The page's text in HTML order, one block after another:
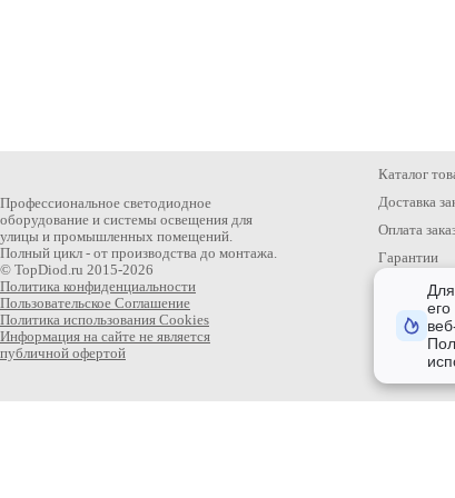
Профессиональное светодиодное
оборудование и системы освещения для
улицы и промышленных помещений.
Полный цикл - от производства до монтажа.
© TopDiod.ru 2015-2026
Политика конфиденциальности
Пользовательское Соглашение
Политика использования Cookies
Информация на сайте не является
публичной офертой
Каталог
Доставка
Оплата
Гарантии